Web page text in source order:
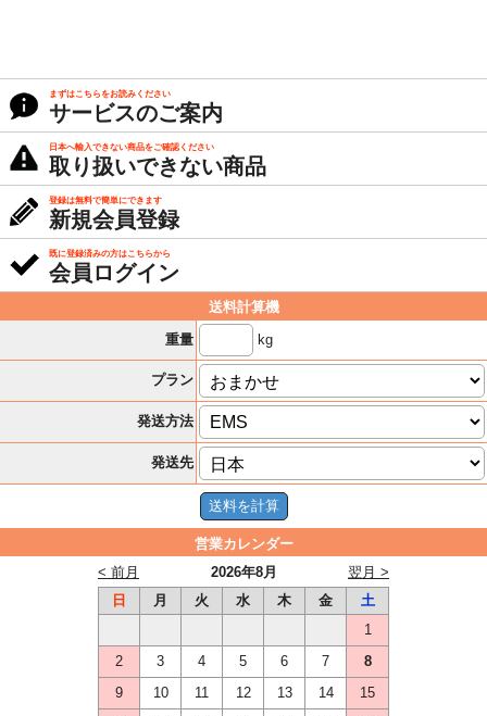
まずはこちらをお読みください
サービスのご案内
日本へ輸入できない商品をご確認ください
取り扱いできない商品
登録は無料で簡単にできます
新規会員登録
既に登録済みの方はこちらから
会員ログイン
送料計算機
重量
kg
プラン
発送方法
発送先
営業カレンダー
2026年8月
< 前月
翌月 >
日
月 火 水 木 金
土
1
2
3 4 5 6 7
8
9
10 11 12 13 14
15